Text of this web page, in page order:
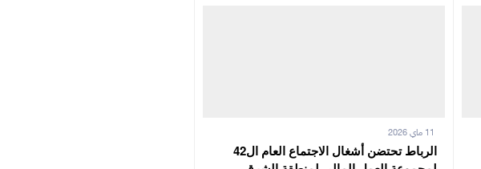
الرباط تحتضن أشغال الاجتماع العام ال42